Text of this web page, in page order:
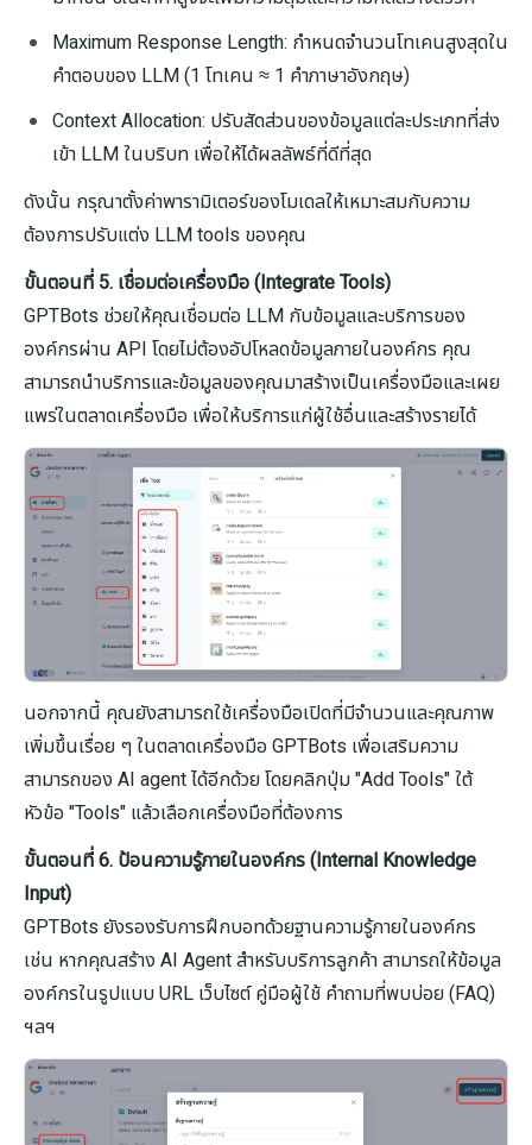
Maximum Response Length: กำหนดจำนวนโทเคนสูงสุดใน
คำตอบของ LLM (1 โทเคน ≈ 1 คำภาษาอังกฤษ)
Context Allocation: ปรับสัดส่วนของข้อมูลแต่ละประเภทที่ส่ง
เข้า LLM ในบริบท เพื่อให้ได้ผลลัพธ์ที่ดีที่สุด
ดังนั้น กรุณาตั้งค่าพารามิเตอร์ของโมเดลให้เหมาะสมกับความ
ต้องการปรับแต่ง LLM tools ของคุณ
ขั้นตอนที่ 5. เชื่อมต่อเครื่องมือ (Integrate Tools)
GPTBots ช่วยให้คุณเชื่อมต่อ LLM กับข้อมูลและบริการของ
องค์กรผ่าน API โดยไม่ต้องอัปโหลดข้อมูลภายในองค์กร คุณ
สามารถนำบริการและข้อมูลของคุณมาสร้างเป็นเครื่องมือและเผย
แพร่ในตลาดเครื่องมือ เพื่อให้บริการแก่ผู้ใช้อื่นและสร้างรายได้
นอกจากนี้ คุณยังสามารถใช้เครื่องมือเปิดที่มีจำนวนและคุณภาพ
เพิ่มขึ้นเรื่อย ๆ ในตลาดเครื่องมือ GPTBots เพื่อเสริมความ
สามารถของ AI agent ได้อีกด้วย โดยคลิกปุ่ม "Add Tools" ใต้
หัวข้อ "Tools" แล้วเลือกเครื่องมือที่ต้องการ
ขั้นตอนที่ 6. ป้อนความรู้ภายในองค์กร (Internal Knowledge
Input)
GPTBots ยังรองรับการฝึกบอทด้วยฐานความรู้ภายในองค์กร
เช่น หากคุณสร้าง AI Agent สำหรับบริการลูกค้า สามารถให้ข้อมูล
องค์กรในรูปแบบ URL เว็บไซต์ คู่มือผู้ใช้ คำถามที่พบบ่อย (FAQ)
ฯลฯ